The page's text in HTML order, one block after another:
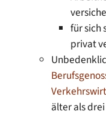
für sich
privat
älter als